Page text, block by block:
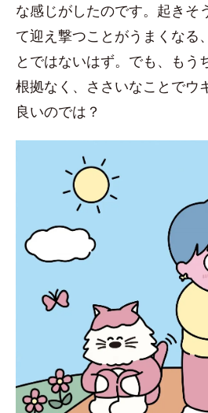
な感じがしたのです。起きそ
て迎え撃つことがうまくなる
とではないはず。でも、もう
根拠なく、ささいなことでウ
良いのでは？